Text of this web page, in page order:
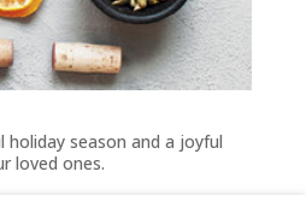
holiday season and a joyful
loved ones.